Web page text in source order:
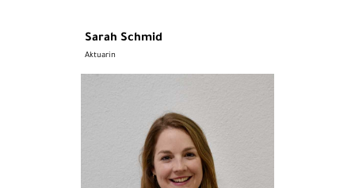
Sarah Schmid
Aktuarin